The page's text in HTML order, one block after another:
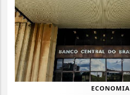
ECONOMIA